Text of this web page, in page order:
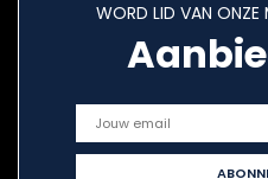
WORD LID VAN ONZE